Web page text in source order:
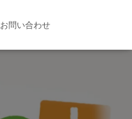
お問い合わせ